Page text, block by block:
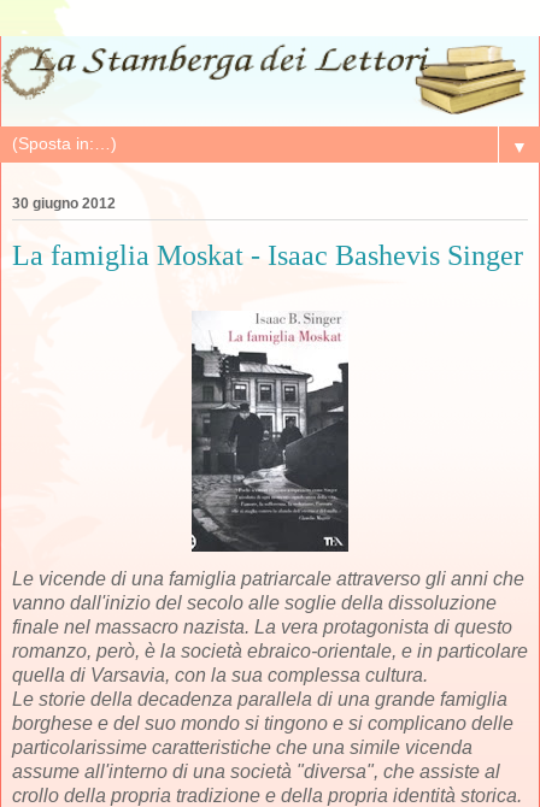
▼
30 giugno 2012
La famiglia Moskat - Isaac Bashevis Singer
Le vicende di una famiglia patriarcale attraverso gli anni che
vanno dall'inizio del secolo alle soglie della dissoluzione
finale nel massacro nazista. La vera protagonista di questo
romanzo, però, è la società ebraico-orientale, e in particolare
quella di Varsavia, con la sua complessa cultura.
Le storie della decadenza parallela di una grande famiglia
borghese e del suo mondo si tingono e si complicano delle
particolarissime caratteristiche che una simile vicenda
assume all'interno di una società "diversa", che assiste al
crollo della propria tradizione e della propria identità storica.